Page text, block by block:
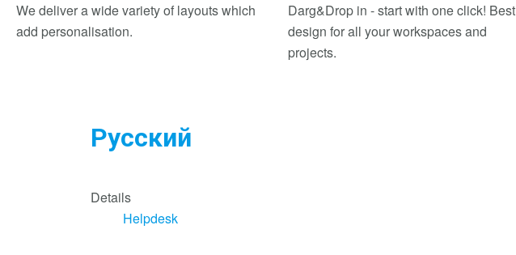
We deliver a wide variety of layouts which
add personalisation.
Darg&Drop in - start with one click! Best
design for all your workspaces and
projects.
Русский
Details
Helpdesk